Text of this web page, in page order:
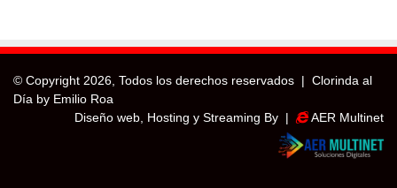
© Copyright 2026, Todos los derechos reservados | Clorinda al
Día by Emilio Roa
Diseño web, Hosting y Streaming By |
AER Multinet